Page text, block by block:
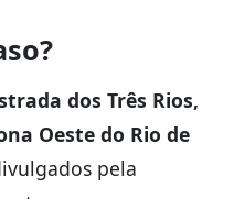
dos Três Rios,
Oeste do Rio de
pela